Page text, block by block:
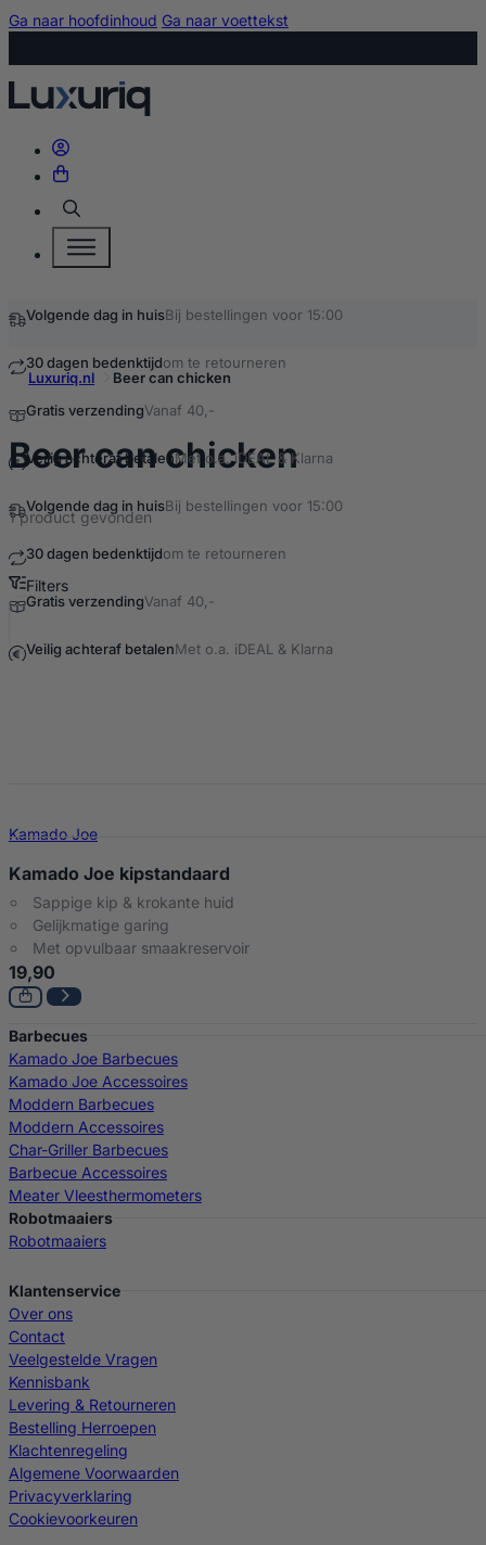
Ga naar hoofdinhoud Ga naar voettekst
Zoeken
Volgende dag in huisBij bestellingen voor 15:00
30 dagen bedenktijdom te retourneren
Gratis verzendingVanaf 40,-
Veilig achteraf betalenMet o.a. iDEAL & Klarna
Volgende dag in huisBij bestellingen voor 15:00
30 dagen bedenktijdom te retourneren
Gratis verzendingVanaf 40,-
Veilig achteraf betalenMet o.a. iDEAL & Klarna
Luxuriq.nl Beer can chicken
Beer can chickenkopen
1 product gevonden
Filters
Beer can chicken Producten
Kamado Joe
Kamado Joe kipstandaard
Sappige kip & krokante huid
Gelijkmatige garing
Met opvulbaar smaakreservoir
19,90
Barbecues
Kamado Joe Barbecues
Kamado Joe Accessoires
Moddern Barbecues
Moddern Accessoires
Char-Griller Barbecues
Barbecue Accessoires
Meater Vleesthermometers
Robotmaaiers
Robotmaaiers
Klantenservice
Over ons
Contact
Veelgestelde Vragen
Kennisbank
Levering & Retourneren
Bestelling Herroepen
Klachtenregeling
Algemene Voorwaarden
Privacyverklaring
Cookievoorkeuren